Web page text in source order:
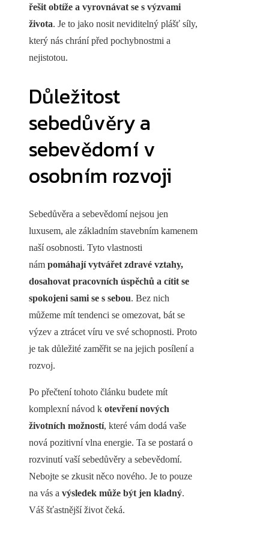
řešit obtíže a vyrovnávat se s výzvami
života. Je to jako nosit neviditelný plášť síly,
který nás chrání před pochybnostmi a
nejistotou.
Důležitost
sebedůvěry a
sebevědomí v
osobním rozvoji
Sebedůvěra a sebevědomí nejsou jen
luxusem, ale základním stavebním kamenem
naší osobnosti. Tyto vlastnosti
nám pomáhají vytvářet zdravé vztahy,
dosahovat pracovních úspěchů a cítit se
spokojeni sami se s sebou. Bez nich
můžeme mít tendenci se omezovat, bát se
výzev a ztrácet víru ve své schopnosti. Proto
je tak důležité zaměřit se na jejich posílení a
rozvoj.
Po přečtení tohoto článku budete mít
komplexní návod k otevření nových
životních možností, které vám dodá vaše
nová pozitivní vlna energie. Ta se postará o
rozvinutí vaší sebedůvěry a sebevědomí.
Nebojte se zkusit něco nového. Je to pouze
na vás a výsledek může být jen kladný.
Váš šťastnější život čeká.